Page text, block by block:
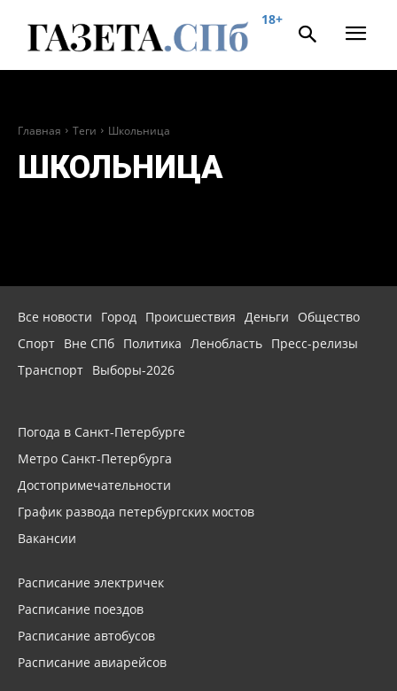
18+
Главная Теги Школьница
ШКОЛЬНИЦА
Все новости Город Происшествия Деньги
Общество
Спорт Вне СПб Политика Ленобласть Пресс-релизы
Транспорт Выборы-2026
Погода в Санкт-Петербурге
Метро Санкт-Петербурга
Достопримечательности
График развода петербургских мостов
Вакансии
Расписание электричек
Расписание поездов
Расписание автобусов
Расписание авиарейсов